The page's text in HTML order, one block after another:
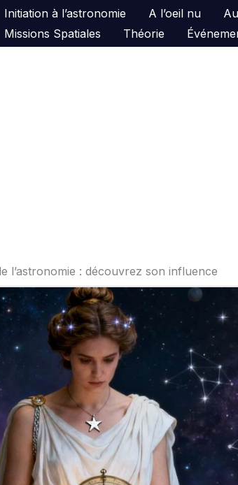
Initiation à l’astronomie A l’oeil nu
Missions Spatiales
Théorie
l’astronomie : découvrez son influence